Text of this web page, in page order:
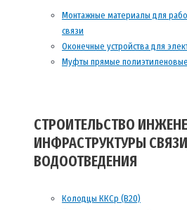
Монтажные материалы для
связи
Оконечные устройства для
Муфты прямые
СТРОИТЕЛЬСТВО
ИНФРАСТРУКТУРЫ
ВОДООТВЕДЕНИЯ
Колодцы ККСр (В20)